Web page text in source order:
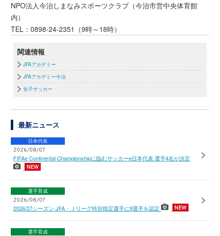
NPO法人今治しまなみスポーツクラブ（今治市営中央体育館
内）
TEL：0898-24-2351（9時～18時）
関連情報
JFAアカデミー
JFAアカデミー今治
女子サッカー
最新ニュース
日本代表
2026/08/07
FIFAe Continental Championshipに臨むサッカーe日本代表 選手4名が決定
選手育成
2026/08/07
2026/27シーズン JFA・Ｊリーグ特別指定選手に9選手を認定
選手育成